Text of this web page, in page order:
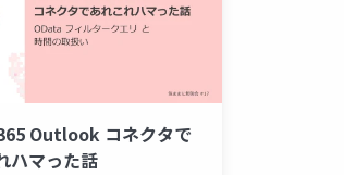
Outlook コネクタで
ハマった話